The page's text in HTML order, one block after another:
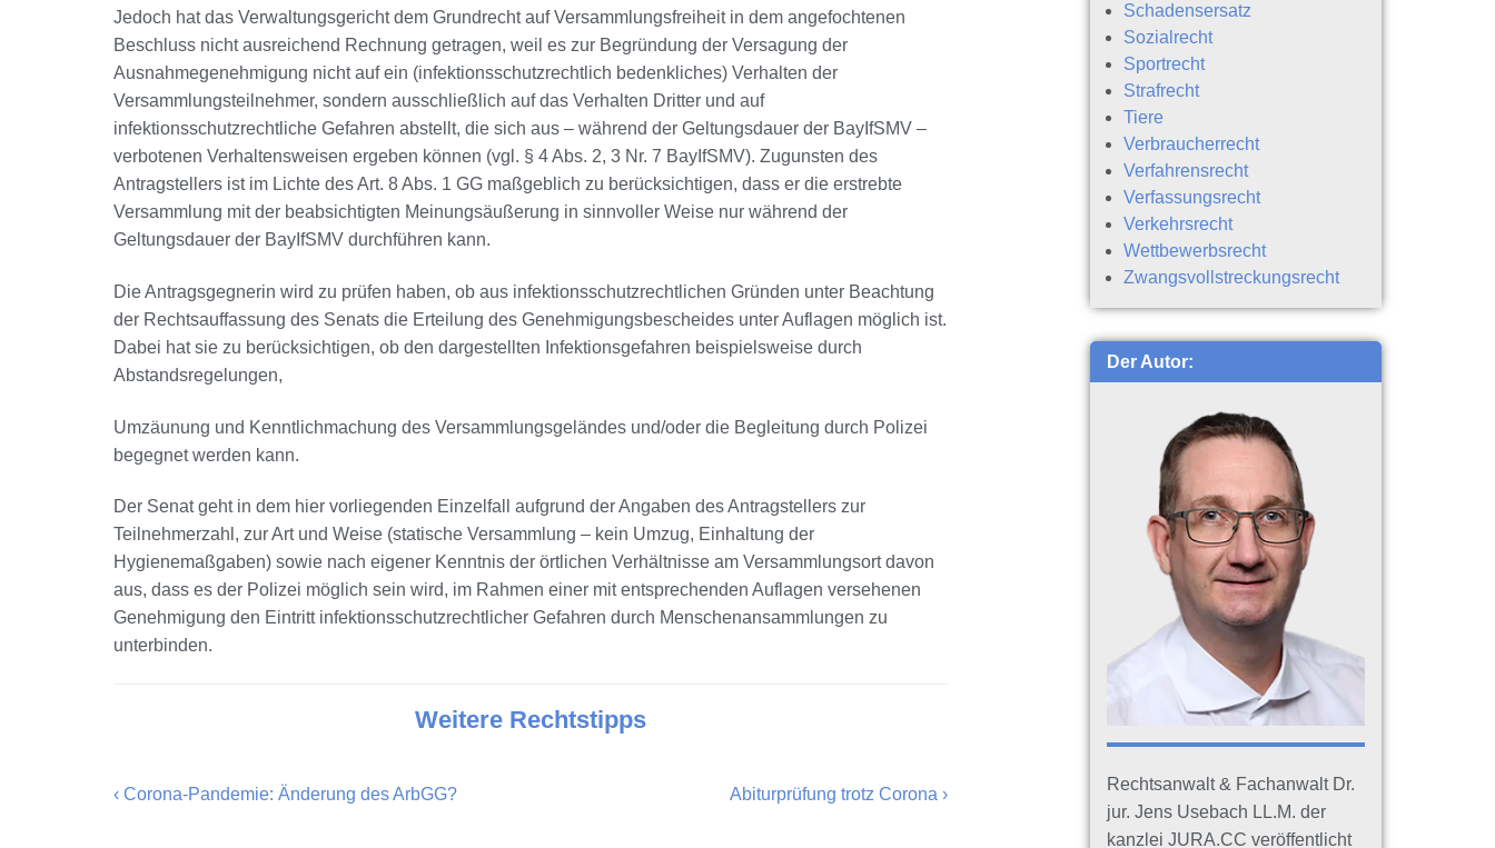
Jedoch hat das Verwaltungsgericht dem Grundrecht auf Versammlungsfreiheit in dem angefochtenen
Beschluss nicht ausreichend Rechnung getragen, weil es zur Begründung der Versagung der
Ausnahmegenehmigung nicht auf ein (infektionsschutzrechtlich bedenkliches) Verhalten der
Versammlungsteilnehmer, sondern ausschließlich auf das Verhalten Dritter und auf
infektionsschutzrechtliche Gefahren abstellt, die sich aus – während der Geltungsdauer der BayIfSMV –
verbotenen Verhaltensweisen ergeben können (vgl. § 4 Abs. 2, 3 Nr. 7 BayIfSMV). Zugunsten des
Antragstellers ist im Lichte des Art. 8 Abs. 1 GG maßgeblich zu berücksichtigen, dass er die erstrebte
Versammlung mit der beabsichtigten Meinungsäußerung in sinnvoller Weise nur während der
Geltungsdauer der BayIfSMV durchführen kann.
Die Antragsgegnerin wird zu prüfen haben, ob aus infektionsschutzrechtlichen Gründen unter Beachtung
der Rechtsauffassung des Senats die Erteilung des Genehmigungsbescheides unter Auflagen möglich ist.
Dabei hat sie zu berücksichtigen, ob den dargestellten Infektionsgefahren beispielsweise durch
Abstandsregelungen,
Umzäunung und Kenntlichmachung des Versammlungsgeländes und/oder die Begleitung durch Polizei
begegnet werden kann.
Der Senat geht in dem hier vorliegenden Einzelfall aufgrund der Angaben des Antragstellers zur
Teilnehmerzahl, zur Art und Weise (statische Versammlung – kein Umzug, Einhaltung der
Hygienemaßgaben) sowie nach eigener Kenntnis der örtlichen Verhältnisse am Versammlungsort davon
aus, dass es der Polizei möglich sein wird, im Rahmen einer mit entsprechenden Auflagen versehenen
Genehmigung den Eintritt infektionsschutzrechtlicher Gefahren durch Menschenansammlungen zu
unterbinden.
Weitere Rechtstipps
‹ Corona-Pandemie: Änderung des ArbGG? Abiturprüfung trotz Corona ›
Schadensersatz
Sozialrecht
Sportrecht
Strafrecht
Tiere
Verbraucherrecht
Verfahrensrecht
Verfassungsrecht
Verkehrsrecht
Wettbewerbsrecht
Zwangsvollstreckungsrecht
Der Autor:
Rechtsanwalt & Fachanwalt Dr.
jur. Jens Usebach LL.M. der
kanzlei JURA.CC veröffentlicht